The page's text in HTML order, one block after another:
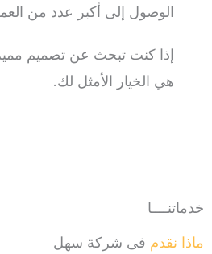
الوصول إلى أكبر عدد من
إذا كنت تبحث عن تصميم
هي الخيار الأمثل لك.
خدماتنــــا
ماذا نقدم فى شركة سهل